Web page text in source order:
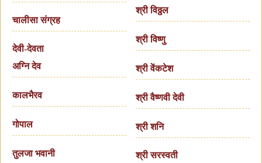
चालीसा संग्रह
देवी-देवता
अग्नि देव
कालभैरव
गोपाल
तुलजा भवानी
श्री विठ्ठल
श्री विष्णु
श्री वेंकटेश
श्री वैष्णवी देवी
श्री शनि
श्री सरस्वती